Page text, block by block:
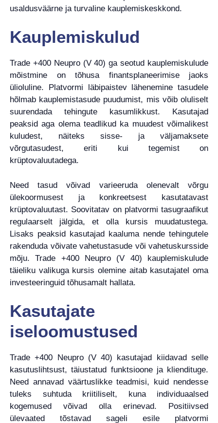
usaldusväärne ja turvaline kauplemiskeskkond.
Kauplemiskulud
Trade +400 Neupro (V 40) ga seotud kauplemiskulude
mõistmine on tõhusa finantsplaneerimise jaoks
ülioluline. Platvormi läbipaistev lähenemine tasudele
hõlmab kauplemistasude puudumist, mis võib oluliselt
suurendada tehingute kasumlikkust. Kasutajad
peaksid aga olema teadlikud ka muudest võimalikest
kuludest, näiteks sisse- ja väljamaksete
võrgutasudest, eriti kui tegemist on
krüptovaluutadega.
Need tasud võivad varieeruda olenevalt võrgu
ülekoormusest ja konkreetsest kasutatavast
krüptovaluutast. Soovitatav on platvormi tasugraafikut
regulaarselt jälgida, et olla kursis muudatustega.
Lisaks peaksid kasutajad kaaluma nende tehingutele
rakenduda võivate vahetustasude või vahetuskursside
mõju. Trade +400 Neupro (V 40) kauplemiskulude
täieliku valikuga kursis olemine aitab kasutajatel oma
investeeringuid tõhusamalt hallata.
Kasutajate
iseloomustused
Trade +400 Neupro (V 40) kasutajad kiidavad selle
kasutuslihtsust, täiustatud funktsioone ja kliendituge.
Need annavad väärtuslikke teadmisi, kuid nendesse
tuleks suhtuda kriitiliselt, kuna individuaalsed
kogemused võivad olla erinevad. Positiivsed
ülevaated tõstavad sageli esile platvormi